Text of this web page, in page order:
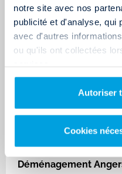
notre site avec nos
publicité et d'analyse, qui
avec d'autres
ou qu'ils ont collectées
Autoriser
Cookies
Déménagement